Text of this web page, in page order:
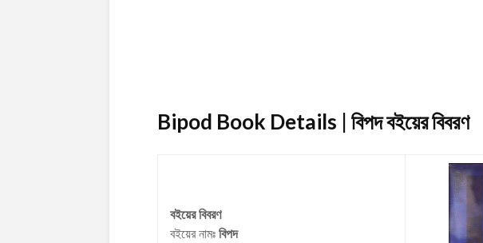
Bipod Book Details | বিপদবইয়ের বিবরণ
বইয়ের বিবরণ
বইয়ের নামঃ বিপদ